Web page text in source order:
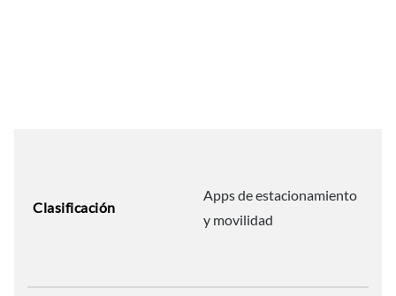
Clasificación
Apps de estacionamiento
y movilidad